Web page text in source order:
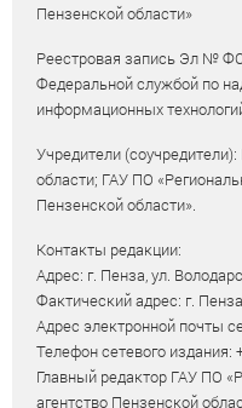
Пензенской области»
Реестровая запись Эл №
Федеральной службой по
информационных
Учредители
области; ГАУ ПО
Пензенской области».
Контакты редакции:
Адрес: г. Пенза, ул.
Фактический адрес: г.
Адрес электронной почты
Телефон сетевого издания:
Главный редактор ГАУ ПО
агентство Пензенской